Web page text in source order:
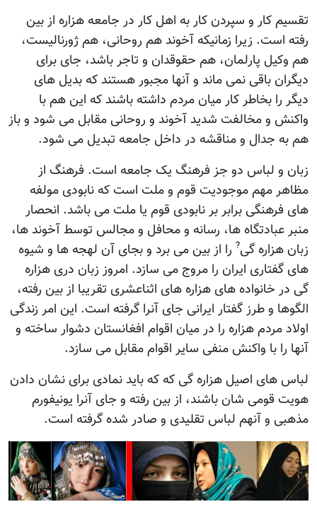
تقسیم کار و سپردن کار به اهل کار در جامعه هزاره از بین
رفته است. زیرا زمانیکه آخوند هم روحانی، هم ژورنالیست،
هم وکیل پارلمان، هم حقوقدان و تاجر باشد، جای برای
دیگران باقی نمی ماند و آنها مجبور هستند که بدیل های
دیگر را بخاطر کار میان مردم داشته باشند که این هم با
واکنش و مخالفت شدید آخوند و روحانی مقابل می شود و باز
هم به جدال و مناقشه در داخل جامعه تبدیل می شود.
زبان و لباس دو جز فرهنگ یک جامعه است. فرهنگ از
مظاهر مهم موجودیت قوم و ملت است که نابودی مولفه
های فرهنگی برابر بر نابودی قوم یا ملت می باشد. انحصار
منبر عبادتگاه ها، رسانه و محافل و مجالس توسط آخوند ها،
زبان هزاره گی? را از بین می برد و بجای آن لهجه ها و شیوه
های گفتاری ایران را مروج می سازد. امروز زبان دری هزاره
گی در خانواده های هزاره های اثناعشری تقریبا از بین رفته،
الگوها و طرز گفتار ایرانی جای آنرا گرفته است. این امر زندگی
اولاد مردم هزاره را در میان اقوام افغانستان دشوار ساخته و
آنها را با واکنش منفی سایر اقوام مقابل می سازد.
لباس های اصیل هزاره گی که که باید نمادی برای نشان دادن
هویت قومی شان باشند، از بین رفته و جای آنرا یونیفورم
مذهبی و آنهم لباس تقلیدی و صادر شده گرفته است.